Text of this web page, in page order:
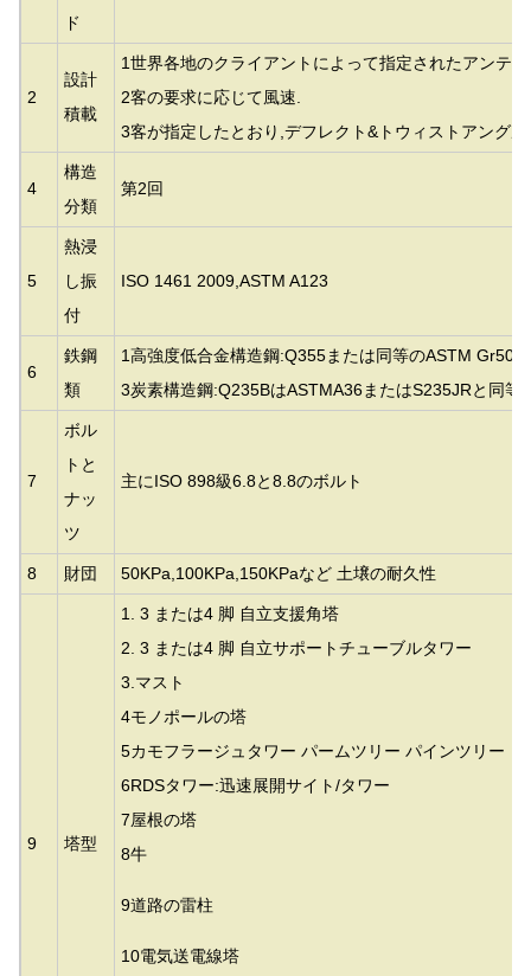
ド
2
設計
積載
1世界各地のクライアントによって指定されたアンテ
2客の要求に応じて風速.
3客が指定したとおり,デフレクト&トウィストアング
4
構造
分類
第2回
5
熱浸
し振
付
ISO 1461 2009,ASTM A123
6
鉄鋼
類
1高強度低合金構造鋼:Q355または同等のASTM Gr50
3炭素構造鋼:Q235BはASTMA36またはS235JRと同等
7
ボル
トと
ナッ
ツ
主にISO 898級6.8と8.8のボルト
8 財団 50KPa,100KPa,150KPaなど 土壌の耐久性
9 塔型
1. 3 または4 脚 自立支援角塔
2. 3 または4 脚 自立サポートチューブルタワー
3. マスト
4モノポールの塔
5カモフラージュタワー パームツリー パインツリー コ
6RDSタワー:迅速展開サイト/タワー
7屋根の塔
8牛
9道路の雷柱
10電気送電線塔